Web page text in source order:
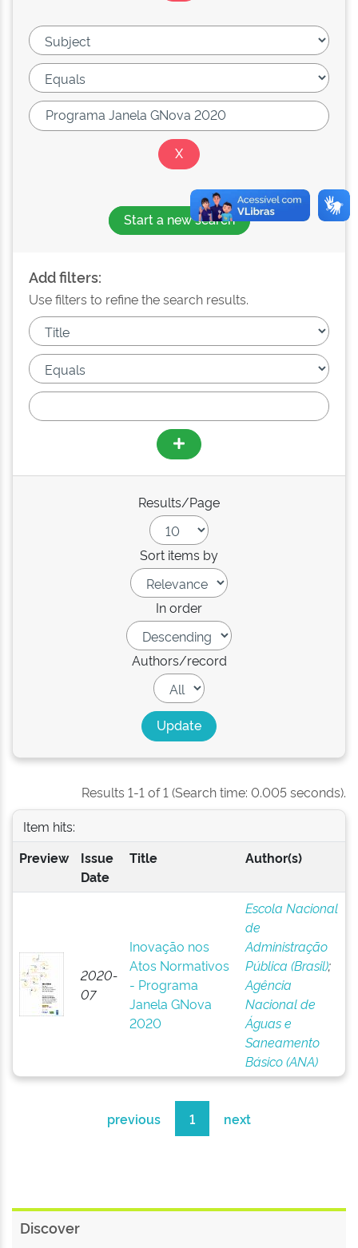
Start a new search
Add filters:
Use filters to refine the search results.
Results/Page
Sort items by
In order
Authors/record
Results 1-1 of 1 (Search time: 0.005 seconds).
Item hits:
Preview
Issue
Date
Title Author(s)
2020-
07
Inovação nos
Atos Normativos
- Programa
Janela GNova
2020
Escola Nacional
de
Administração
Pública (Brasil);
Agência
Nacional de
Águas e
Saneamento
Básico (ANA)
previous 1 next
Discover